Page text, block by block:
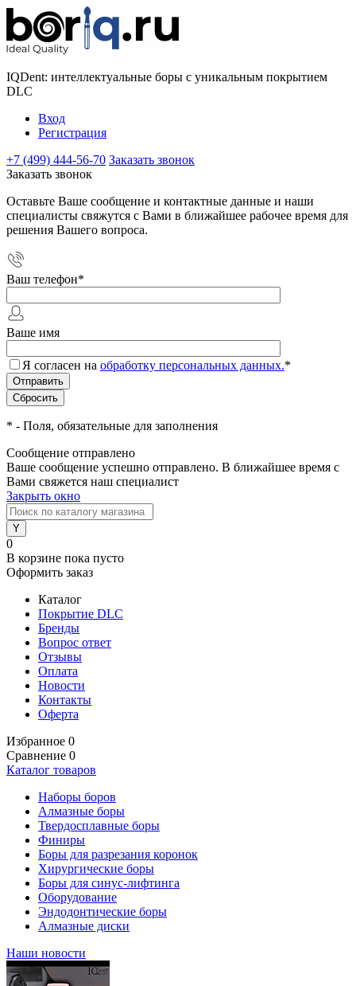
IQDent: интеллектуальные боры с уникальным покрытием
DLC
Вход
Регистрация
+7 (499) 444-56-70 Заказать звонок
Заказать звонок
Оставьте Ваше сообщение и контактные данные и наши
специалисты свяжутся с Вами в ближайшее рабочее время для
решения Вашего вопроса.
Ваш телефон*
Ваше имя
Я согласен на обработку персональных данных.*
* - Поля, обязательные для заполнения
Сообщение отправлено
Ваше сообщение успешно отправлено. В ближайшее время с
Вами свяжется наш специалист
Закрыть окно
0
В корзине пока пусто
Оформить заказ
Каталог
Покрытие DLC
Бренды
Вопрос ответ
Отзывы
Оплата
Новости
Контакты
Оферта
Избранное 0
Сравнение 0
Каталог товаров
Наборы боров
Алмазные боры
Твердосплавные боры
Финиры
Боры для разрезания коронок
Хирургические боры
Боры для синус-лифтинга
Оборудование
Эндодонтические боры
Алмазные диски
Наши новости